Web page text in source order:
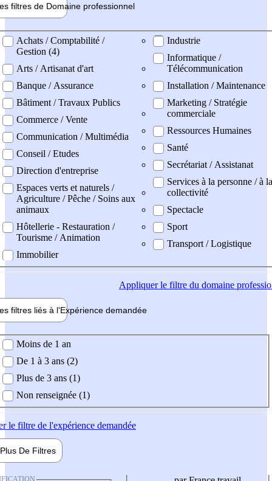
filtres de Domaine professionnel
professionel
Achats / Comptabilité /
Gestion (4)
Arts / Artisanat d'art
Banque / Assurance
Bâtiment / Travaux Publics
Commerce / Vente
Communication / Multimédia
Conseil / Etudes
Direction d'entreprise
Espaces verts et naturels /
Agriculture / Pêche / Soins aux
animaux
Hôtellerie - Restauration /
Tourisme / Animation
Immobilier
Industrie
Informatique /
Télécommunication
Installation / Maintenance
Marketing / Stratégie
commerciale
Ressources Humaines
Santé
Secrétariat / Assistanat
Services à la personne / à la
collectivité
Spectacle
Sport
Transport / Logistique
Appliquerle filtre du domaine
filtres liés à l'Expérience demandée
demandée
Moins de 1 an
De 1 à 3 ans (2)
Plus de 3 ans (1)
Non renseignée (1)
le filtre de l'expérience demandée
Plus De Filtres